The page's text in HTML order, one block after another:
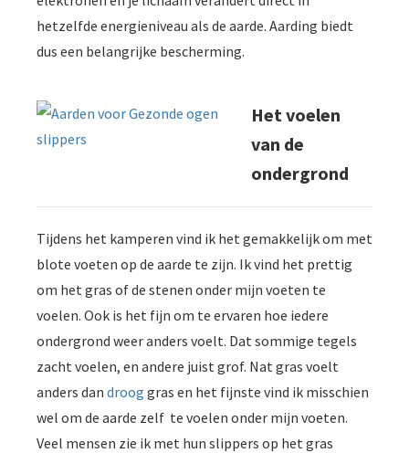
hetzelfde energieniveau als de aarde. Aarding biedt
dus een belangrijke bescherming.
Het voelen
van de
ondergrond
Tijdens het kamperen vind ik het gemakkelijk om met
blote voeten op de aarde te zijn. Ik vind het prettig
om het gras of de stenen onder mijn voeten te
voelen. Ook is het fijn om te ervaren hoe iedere
ondergrond weer anders voelt. Dat sommige tegels
zacht voelen, en andere juist grof. Nat gras voelt
anders dan droog gras en het fijnste vind ik misschien
wel om de aarde zelf te voelen onder mijn voeten.
Veel mensen zie ik met hun slippers op het gras